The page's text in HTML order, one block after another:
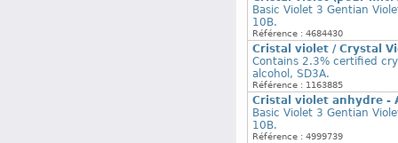
Basic Violet 3 Gentian
10B.
Référence : 4684430
Cristal violet / Crystal
Contains 2.3% certified
alcohol, SD3A.
Référence : 1163885
Cristal violet anhydre -
Basic Violet 3 Gentian
10B.
Référence : 4999739